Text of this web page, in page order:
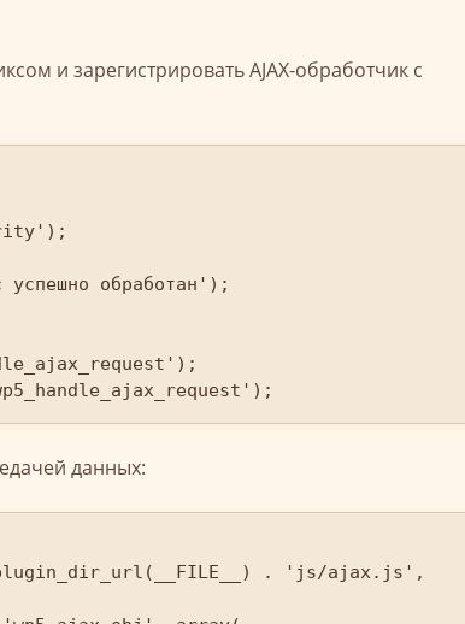
и зарегистрировать AJAX-обработчик с
данных: